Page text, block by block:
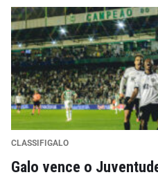
CLASSIFIGALO
Galo vence o